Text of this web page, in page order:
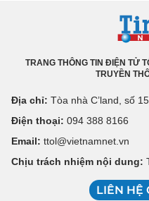
TRANG THÔNG TIN ĐIỆN TỬ
TRUYỀN
Địa chỉ: Tòa nhà C’land, số
Điện thoại: 094 388 8166
Email: ttol@vietnamnet.vn
Chịu trách nhiệm nội dung:
LIÊN HỆ